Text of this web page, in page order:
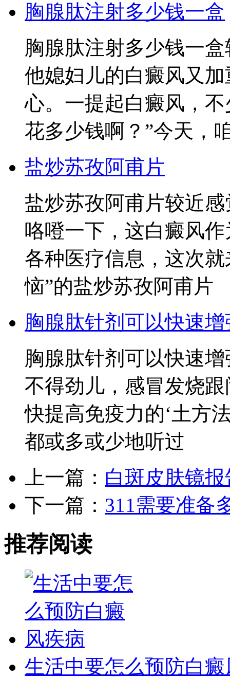
胸腺肽注射多少钱一盒
胸腺肽注射多少钱一
他媳妇儿的白癜风又
心。一提起白癜风，
花多少钱啊？”今天，
盐炒苏孜阿甫片
盐炒苏孜阿甫片较近
咯噔一下，这白癜风
各种医疗信息，这次
恼”的盐炒苏孜阿甫片
胸腺肽针剂可以快速
胸腺肽针剂可以快速
不得劲儿，感冒发烧
快提高免疫力的‘土方
都或多或少地听过
上一篇： 白斑皮肤镜
下一篇： 311需要准备
推荐阅读
生活中要怎么预防白